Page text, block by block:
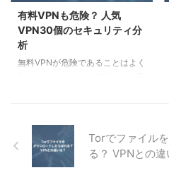
レポートの使い方 Googleダーク
ウェブレポートの概要 ダークウ
ェブとは何か、Googleダークウ
ェブレポートとはどのような機能
か、今までと何が変わったのかに
有料VPNも危険？ 人気
VPN30個のセキュリティ分
析
無料VPNが危険であることはよく
VPN、安全なVPNをご紹介しま
す。 ポイント 有料VPNアプリの
セキュリティ分析 使うべきでな
Torでファイル
る？ VPNとの違